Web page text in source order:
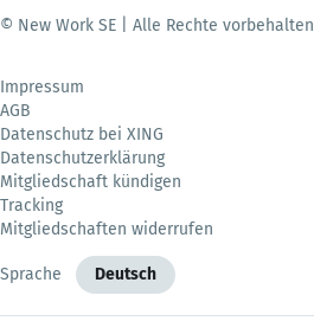
© New Work SE | Alle Rechte vorbehalten
Impressum
AGB
Datenschutz bei XING
Datenschutzerklärung
Mitgliedschaft kündigen
Tracking
Mitgliedschaften widerrufen
Sprache Deutsch